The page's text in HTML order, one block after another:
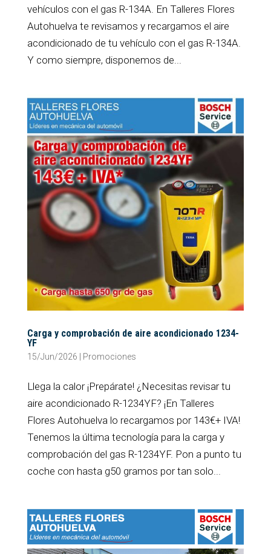
vehículos con el gas R-134A. En Talleres Flores
Autohuelva te revisamos y recargamos el aire
acondicionado de tu vehículo con el gas R-134A.
Y como siempre, disponemos de...
Carga y comprobación de aire acondicionado 1234-
YF
15/Jun/2026 Promociones
Llega la calor ¡Prepárate! ¿Necesitas revisar tu
aire acondicionado R-1234YF? ¡En Talleres
Flores Autohuelva lo recargamos por 143€+ IVA!
Tenemos la última tecnología para la carga y
comprobación del gas R-1234YF. Pon a punto tu
coche con hasta g50 gramos por tan solo...